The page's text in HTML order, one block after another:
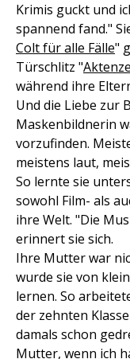
Krimis guckt und
spannend fand."
Colt für alle Fälle"
Türschlitz "
während ihre
Und die Liebe zur
Maskenbildnerin
vorzufinden.
meistens laut,
So lernte sie
sowohl Film- als
ihre Welt. "Die
erinnert sie sich.
Ihre Mutter war
wurde sie von
lernen. So
der zehnten
damals schon
Mutter, wenn ich